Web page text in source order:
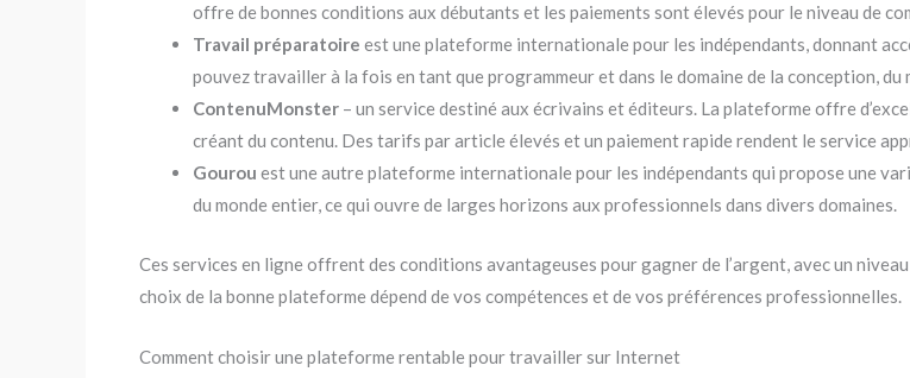
offre de bonnes conditions aux débutants et les paiements sont élevés pour le niveau de
Travail préparatoire est une plateforme internationale pour les indépendants, donnant
pouvez travailler à la fois en tant que programmeur et dans le domaine de la conception,
ContenuMonster – un service destiné aux écrivains et éditeurs. La plateforme offre
créant du contenu. Des tarifs par article élevés et un paiement rapide rendent le service
Gourou est une autre plateforme internationale pour les indépendants qui propose une
du monde entier, ce qui ouvre de larges horizons aux professionnels dans divers domaines.
Ces services en ligne offrent des conditions avantageuses pour gagner de l’argent, avec un
choix de la bonne plateforme dépend de vos compétences et de vos préférences professionnelles.
Comment choisir une plateforme rentable pour travailler sur Internet